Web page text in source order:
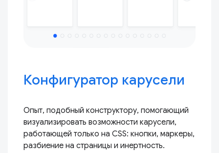
Конфигуратор карусели
Опыт, подобный конструктору, помогающий
визуализировать возможности карусели,
работающей только на CSS: кнопки, маркеры,
разбиение на страницы и инертность.